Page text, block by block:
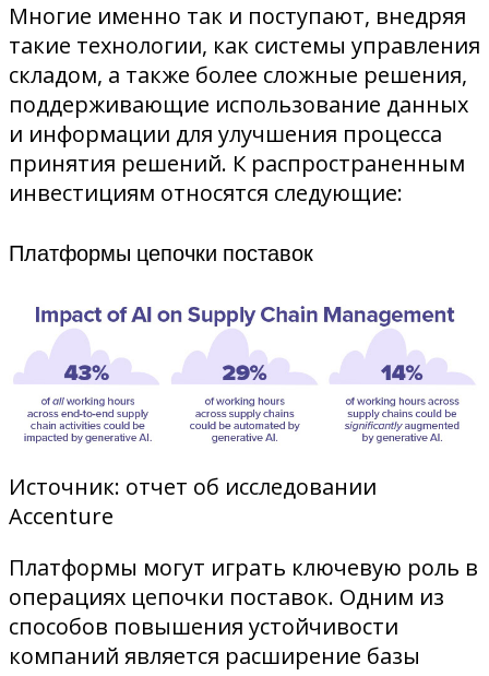
Многие именно так и поступают, внедряя
такие технологии, как системы управления
складом, а также более сложные решения,
поддерживающие использование данных
и информации для улучшения процесса
принятия решений. К распространенным
инвестициям относятся следующие:
Платформы цепочки поставок
Источник: отчет об исследовании
Accenture
Платформы могут играть ключевую роль в
операциях цепочки поставок. Одним из
способов повышения устойчивости
компаний является расширение базы